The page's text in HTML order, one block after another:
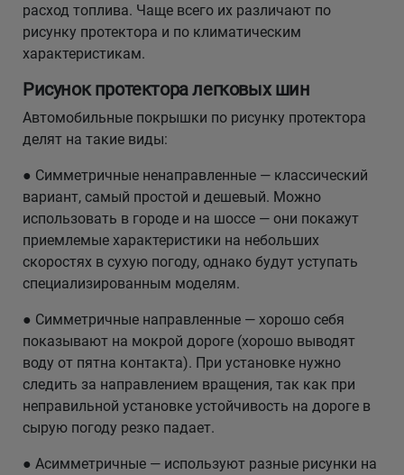
расход топлива. Чаще всего их различают по
рисунку протектора и по климатическим
характеристикам.
Рисунок протектора легковых шин
Автомобильные покрышки по рисунку протектора
делят на такие виды:
● Симметричные ненаправленные — классический
вариант, самый простой и дешевый. Можно
использовать в городе и на шоссе — они покажут
приемлемые характеристики на небольших
скоростях в сухую погоду, однако будут уступать
специализированным моделям.
● Симметричные направленные — хорошо себя
показывают на мокрой дороге (хорошо выводят
воду от пятна контакта). При установке нужно
следить за направлением вращения, так как при
неправильной установке устойчивость на дороге в
сырую погоду резко падает.
● Асимметричные — используют разные рисунки на